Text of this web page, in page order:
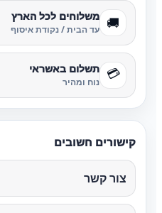
🚚 משלוחים לכל הארץ
עד הבית / נקודת איסוף
💳 תשלום באשראי
נוח ומהיר
קישורים חשובים
צור קשר